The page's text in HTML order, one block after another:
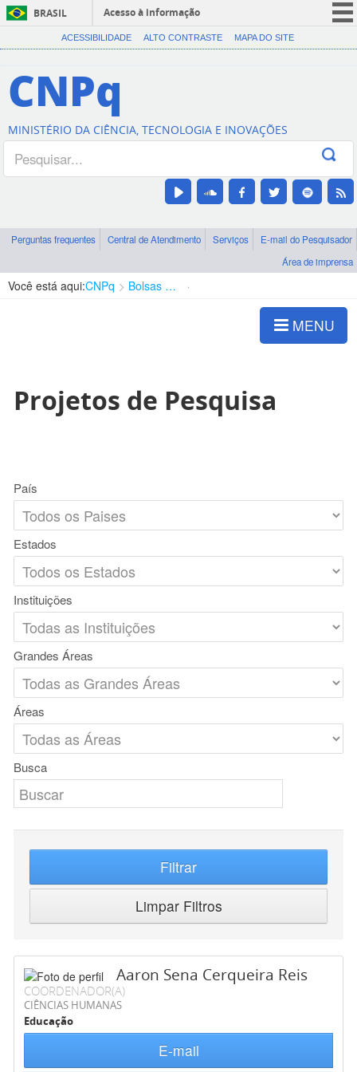
BRASIL
Acesso à informação
CORONAVÍRUS (COVID-19)
Canais
ACESSIBILIDADE ALTO CONTRASTE MAPA DO SITE
CNPq
MINISTÉRIO DA CIÊNCIA, TECNOLOGIA E INOVAÇÕES
Perguntas frequentes Central de Atendimento Serviços
E-mail do Pesquisador
Área de imprensa
Você está aqui:CNPq Bolsas e Auxílios Vigentes
MENU
Projetos de Pesquisa
País
Estados
Instituições
Grandes Áreas
Áreas
Busca
Filtrar
Limpar Filtros
Aaron Sena Cerqueira Reis
COORDENADOR(A)
CIÊNCIAS HUMANAS
Educação
E-mail